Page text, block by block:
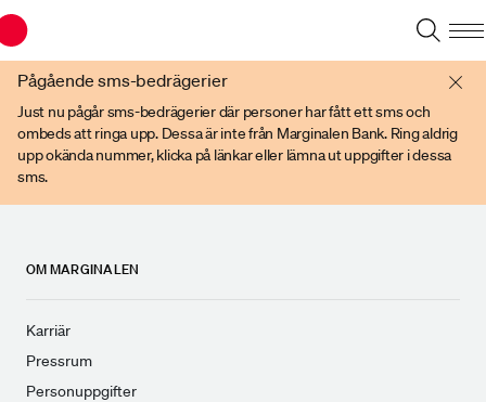
Pågående sms-bedrägerier
Just nu pågår sms-bedrägerier där personer har fått ett sms och
ombeds att ringa upp. Dessa är inte från Marginalen Bank. Ring aldrig
upp okända nummer, klicka på länkar eller lämna ut uppgifter i dessa
sms.
OM MARGINALEN
Karriär
Pressrum
Personuppgifter
Du har en gammal webbläsare. Vänligen använd senare versioner av t ex